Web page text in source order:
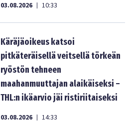
03.08.2026 | 10:33
Käräjäoikeus katsoi
pitkäteräisellä veitsellä törkeän
ryöstön tehneen
maahanmuuttajan alaikäiseksi –
THL:n ikäarvio jäi ristiriitaiseksi
03.08.2026 | 14:33